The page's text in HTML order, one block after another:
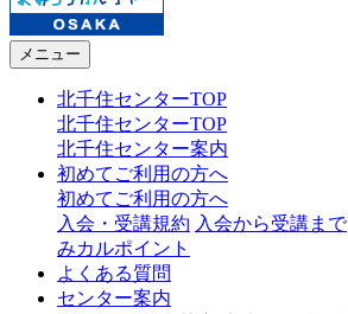
メニュー
北千住センターTOP
北千住センターTOP
北千住センター案内
初めてご利用の方へ
初めてご利用の方へ
入会・受講規約 入会から受講まで
みカルポイント
よくある質問
センター案内